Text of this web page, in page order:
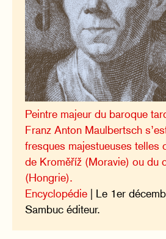
Peintre majeur du baroque
Franz Anton Maulbertsch
fresques majestueuses telles
de Kroměříž (Moravie) ou du
(Hongrie).
Encyclopédie | Le 1er
Sambuc éditeur.